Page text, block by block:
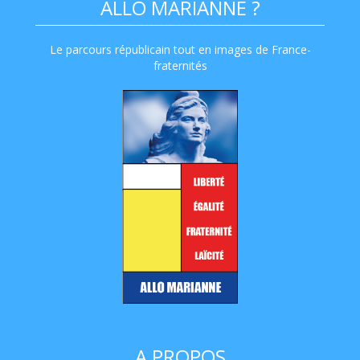
ALLO MARIANNE ?
Le parcours républicain tout en images de France-
fraternités